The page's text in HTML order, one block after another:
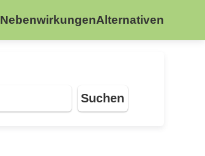
NebenwirkungenAlternativen
Suchen